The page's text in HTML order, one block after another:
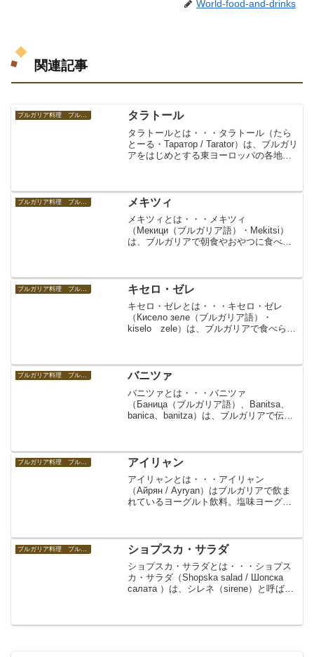
World-food-and-drinks
関連記事
ブルガリア料理 ブルガリアの食べ物 タラトール
タラトールとは・・・タラトール（たら
とーる・Таратор / Tarator）は、ブルガリ
アをはじめとする東ヨーロッパの各地で
では...
メキツィ
メキツィとは・・・メキツィ
（Мекици（ブルガリア語）・Mekitsi）
は、ブルガリアで朝食やおやつに食べら
ガリア料理。ブルガリアの菓子。単数形
はメキツァ（Мекиц...
キセロ・ゼレ
キセロ・ゼレとは・・・キセロ・ゼレ
（Кисело зеле（ブルガリア語）・
kiselo zele）は、ブルガリアで食べられ
キセロ・...
ブルガリア料理 ブルガリアの食べ物 バニツァ
バニツァとは・・・バニツァ
（Баница（ブルガリア語）、Banitsa、
banica、banitza）は、ブルガリアで伝統
（...
ブルガリア料理 ブルガリアの食べ物 アイリャン
アイリャンとは・・・アイリャン
（Айрян / Ayryan）はブルガリアで飲ま
れているヨーグルト飲料。塩味ヨーグル
セロ・ムリ...
ショプスカ・サラダ
ショプスカ・サラダとは・・・ショプス
カ・サラダ（Shopska salad / Шопска
салата ）は、シレネ（sirene）と呼ばれ
シレネを細かくし、トマト...